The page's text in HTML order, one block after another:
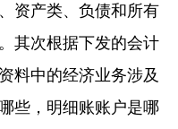
资产类、负债和所有
其次根据下发的会计
料中的经济业务涉及
些，明细账账户是哪